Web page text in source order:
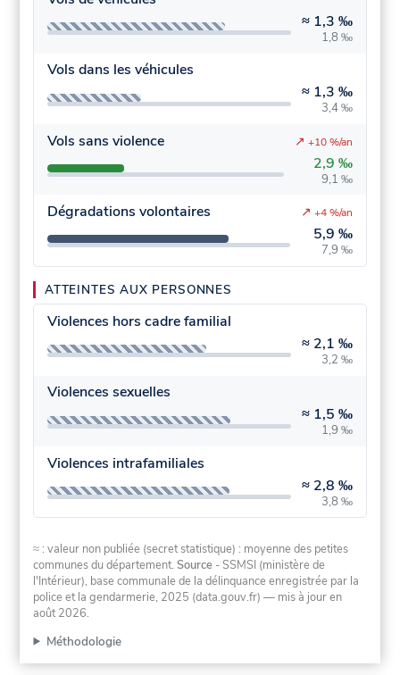
≈ 1,3 ‰
1,8 ‰
Vols dans les véhicules
≈ 1,3 ‰
3,4 ‰
Vols sans violence
2,9 ‰
9,1 ‰
↗ +10 %/an
Dégradations volontaires
5,9 ‰
7,9 ‰
↗ +4 %/an
ATTEINTES AUX PERSONNES
Violences hors cadre familial
≈ 2,1 ‰
3,2 ‰
Violences sexuelles
≈ 1,5 ‰
1,9 ‰
Violences intrafamiliales
≈ 2,8 ‰
3,8 ‰
≈ : valeur non publiée (secret statistique) : moyenne des petites
communes du département.Source - SSMSI (ministère de
l'Intérieur), base communale de la délinquance enregistrée par la
police et la gendarmerie, 2025 (data.gouv.fr) — mis à jour en
août 2026.
Méthodologie